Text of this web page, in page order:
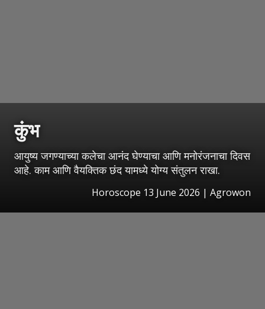
कुंभ
आयुष्य जगण्याच्या कलेचा आनंद घेण्याचा आणि मनोरंजनाचा दिवस
आहे. काम आणि वैयक्तिक छंद यामध्ये योग्य संतुलन राखा.
Horoscope 13 June 2026 | Agrowon